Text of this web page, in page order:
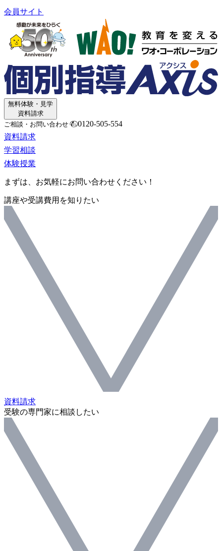
会員サイト
無料体験・見学
資料請求
ご相談・お問い合わせ
0120-505-554
資料請求
学習相談
体験授業
まずは、お気軽にお問い合わせください！
講座や受講費用を知りたい
資料請求
受験の専門家に相談したい